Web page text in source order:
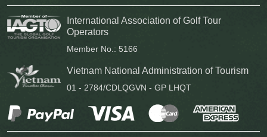
International Association of Golf Tour
Operators
Member No.: 5166
Vietnam National Administration of Tourism
01 - 2784/CDLQGVN - GP LHQT